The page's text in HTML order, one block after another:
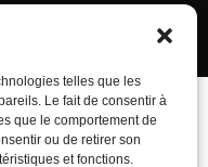
telles que les
Le fait de consentir à
que le comportement de
ou de retirer son
et fonctions.